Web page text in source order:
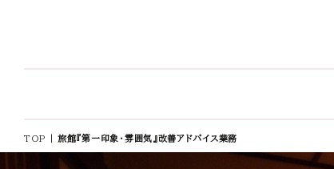
TOP |旅館『第一印象・雰囲気』改善アドバイス業務